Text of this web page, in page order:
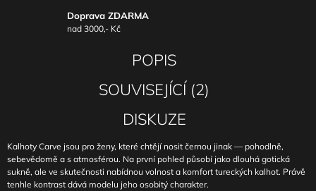
Doprava ZDARMA
nad 3000,- Kč
POPIS
SOUVISEJÍCÍ (2)
DISKUZE
Kalhoty Carve jsou pro ženy, které chtějí nosit černou jinak — pohodlně,
sebevědomě a s atmosférou. Na první pohled působí jako dlouhá gotická
sukně, ale ve skutečnosti nabídnou volnost a komfort tureckých kalhot. Právě
tenhle kontrast dává modelu jeho osobitý charakter.